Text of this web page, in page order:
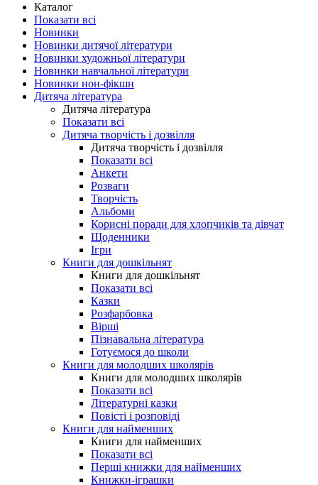
Каталог
Показати всі
Новинки
Новинки дитячої літератури
Новинки художньої літератури
Новинки навчальної літератури
Новинки нон-фікшн
Дитяча література
Дитяча література
Показати всі
Дитяча творчість і дозвілля
Дитяча творчість і дозвілля
Показати всі
Анкети
Розваги
Творчість
Альбоми
Корисні поради для хлопчиків та дівчат
Щоденники
Ігри
Книги для дошкільнят
Книги для дошкільнят
Показати всі
Казки
Розфарбовка
Вірші
Пізнавальна література
Готуємося до школи
Книги для молодших школярів
Книги для молодших школярів
Показати всі
Літературні казки
Повісті і розповіді
Книги для найменших
Книги для найменших
Показати всі
Перші книжки для найменших
Книжки-іграшки